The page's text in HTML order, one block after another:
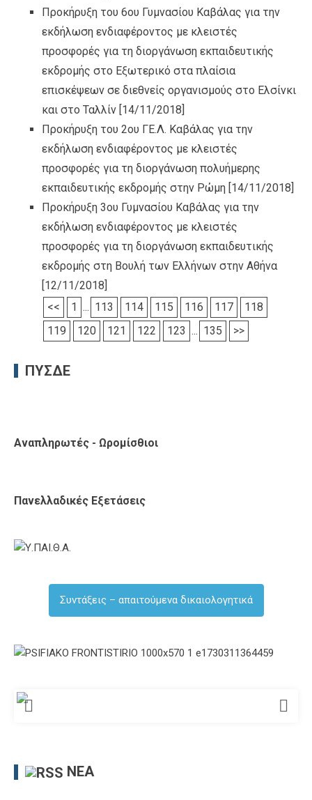
Προκήρυξη του 6ου Γυμνασίου Καβάλας για την
εκδήλωση ενδιαφέροντος με κλειστές
προσφορές για τη διοργάνωση εκπαιδευτικής
εκδρομής στο Εξωτερικό στα πλαίσια
επισκέψεων σε διεθνείς οργανισμούς στο Ελσίνκι
και στο Ταλλίν [14/11/2018]
Προκήρυξη του 2ου ΓΕ.Λ. Καβάλας για την
εκδήλωση ενδιαφέροντος με κλειστές
προσφορές για τη διοργάνωση πολυήμερης
εκπαιδευτικής εκδρομής στην Ρώμη [14/11/2018]
Προκήρυξη 3ου Γυμνασίου Καβάλας για την
εκδήλωση ενδιαφέροντος με κλειστές
προσφορές για τη διοργάνωση εκπαιδευτικής
εκδρομής στη Βουλή των Ελλήνων στην Αθήνα
[12/11/2018]
<<
1 ... 113 114 115 116 117
118
119
120 121 122 123 ... 135 >>
ΠΥΣΔΕ
Αναπληρωτές - Ωρομίσθιοι
Πανελλαδικές Εξετάσεις
Συντάξεις – απαιτούμενα δικαιολογητικά
ΝΈΑ